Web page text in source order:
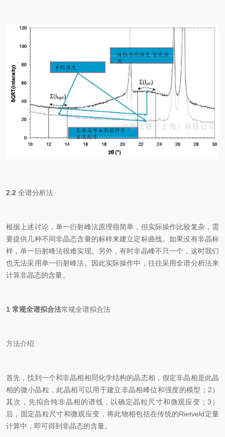
2.2 全谱分析法
根据上述讨论，单一衍射峰法原理很简单，但实际操作比较复杂，需
要提供几种不同非晶态含量的标样来建立定标曲线。如果没有非晶标
样，单一衍射峰法很难实现。另外，有时非晶峰不只一个，这时我们
也无法采用单一衍射峰法。因此实际操作中，往往采用全谱分析法来
计算非晶态的含量。
1 常规全谱拟合法常规全谱拟合法
方法介绍
首先，找到一个和非晶相相同化学结构的晶态相，假定非晶相是此晶
相的微小晶粒，此晶相可以用于建立非晶相峰位和强度的模型；2）
其次，先拟合纯非晶相的谱线，以确定晶粒尺寸和微观应变；3）
后，固定晶粒尺寸和微观应变，将此物相包括在传统的Rietveld定量
计算中，即可得到非晶态的含量。